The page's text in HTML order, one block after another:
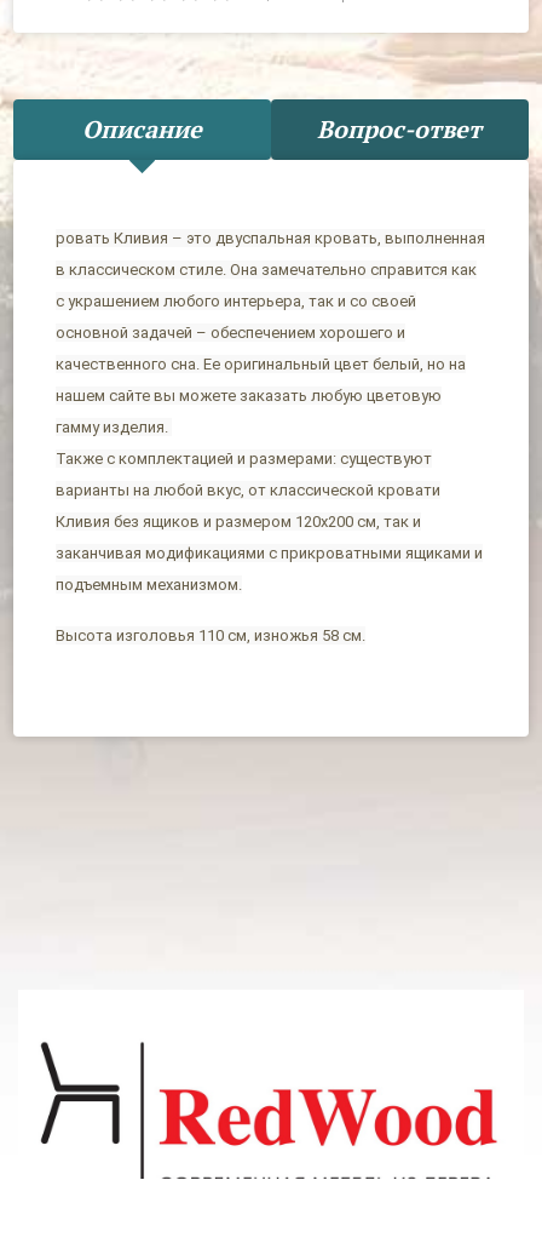
Описание Вопрос-ответ
ровать Кливия – это двуспальная кровать, выполненная
в классическом стиле. Она замечательно справится как
с украшением любого интерьера, так и со своей
основной задачей – обеспечением хорошего и
качественного сна. Ее оригинальный цвет белый, но на
нашем сайте вы можете заказать любую цветовую
гамму изделия.
Также с комплектацией и размерами: существуют
варианты на любой вкус, от классической кровати
Кливия без ящиков и размером 120х200 см, так и
заканчивая модификациями с прикроватными ящиками и
подъемным механизмом.
Высота изголовья 110 см, изножья 58 см.